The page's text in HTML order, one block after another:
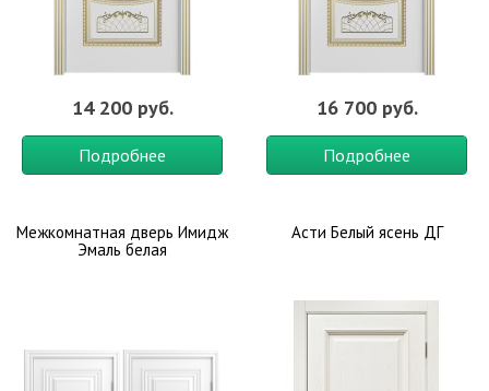
14 200 руб.
Подробнее
16 700 руб.
Подробнее
Межкомнатная дверь Имидж
Эмаль белая
Асти Белый ясень ДГ